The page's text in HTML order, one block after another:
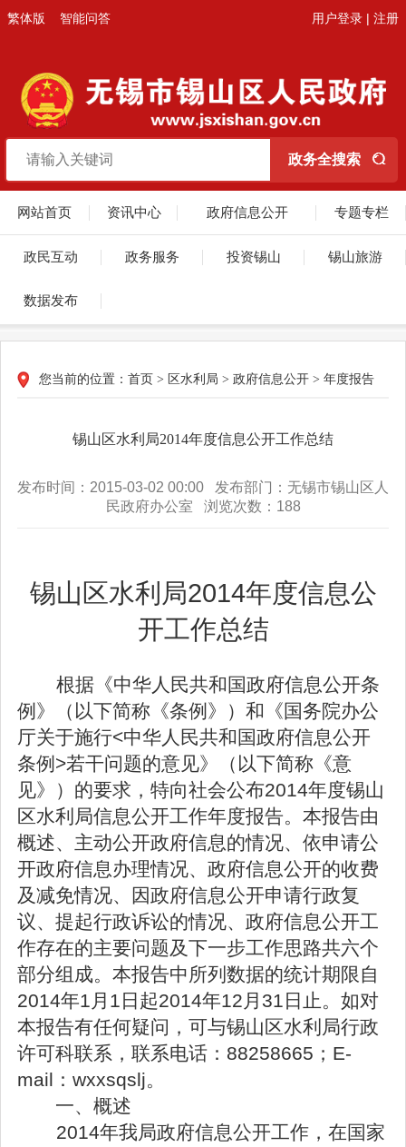
繁体版 智能问答 用户登录 | 注册
网站首页 资讯中心 政府信息公开 专题专栏
政民互动 政务服务 投资锡山 锡山旅游
数据发布
您当前的位置： 首页 > 区水利局 > 政府信息公开 > 年度报告
锡山区水利局2014年度信息公开工作总结
发布时间：2015-03-02 00:00 发布部门：无锡市锡山区人
民政府办公室 浏览次数： 188
锡山区水利局2014年度信息公
开工作总结
根据《中华人民共和国政府信息公开条
例》（以下简称《条例》）和《国务院办公
厅关于施行<中华人民共和国政府信息公开
条例>若干问题的意见》（以下简称《意
见》）的要求，特向社会公布2014年度锡山
区水利局信息公开工作年度报告。本报告由
概述、主动公开政府信息的情况、依申请公
开政府信息办理情况、政府信息公开的收费
及减免情况、因政府信息公开申请行政复
议、提起行政诉讼的情况、政府信息公开工
作存在的主要问题及下一步工作思路共六个
部分组成。本报告中所列数据的统计期限自
2014年1月1日起2014年12月31日止。如对
本报告有任何疑问，可与锡山区水利局行政
许可科联系，联系电话：88258665；E-
mail：wxxsqslj。
一、概述
2014年我局政府信息公开工作，在国家